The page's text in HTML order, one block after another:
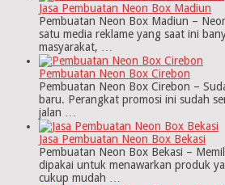
Jasa Pembuatan Neon Box Madiun
Pembuatan Neon Box Madiun –
satu media reklame yang saat ini
masyarakat, …
Pembuatan Neon Box Cirebon
Pembuatan Neon Box Cirebon –
baru. Perangkat promosi ini sudah
jalan …
Jasa Pembuatan Neon Box Bekasi
Pembuatan Neon Box Bekasi –
dipakai untuk menawarkan produk
cukup mudah …